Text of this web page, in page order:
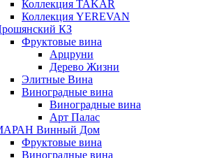
Коллекция TAKAR
Коллекция YEREVAN
КЗ
Фруктовые вина
Арцруни
Дерево Жизни
Элитные Вина
Виноградные вина
Виноградные вина
Арт Палас
Винный Дом
Фруктовые вина
Виноградные вина